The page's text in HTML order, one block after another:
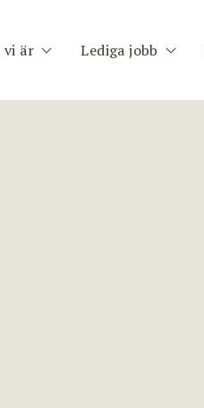
vi är Lediga jobb